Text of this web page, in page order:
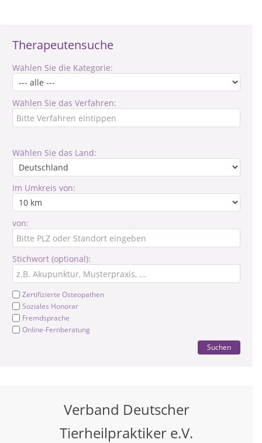
Therapeutensuche
Wählen Sie die Kategorie:
Wählen Sie das Verfahren:
Wählen Sie das Land:
Im Umkreis von:
von:
Stichwort (optional):
Zertifizierte Osteopathen
Soziales Honorar
Fremdsprache
Online-Fernberatung
Suchen
Verband Deutscher
Tierheilpraktiker e.V.